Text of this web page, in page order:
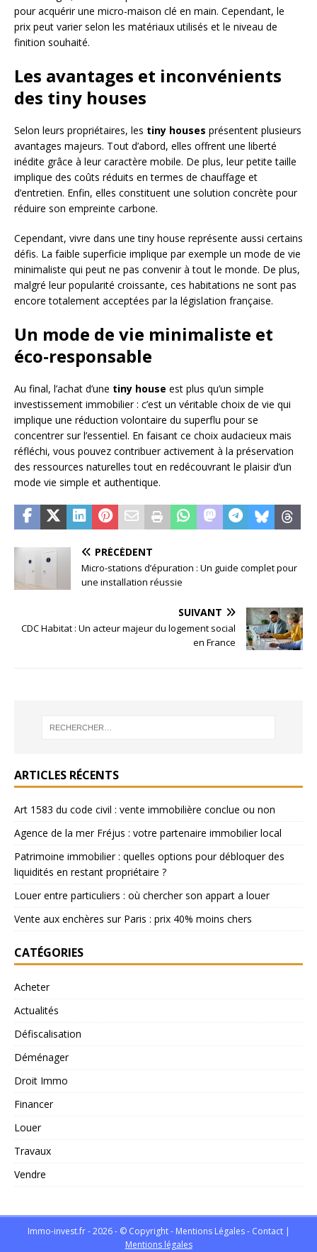
pour acquérir une micro-maison clé en main. Cependant, le
prix peut varier selon les matériaux utilisés et le niveau de
finition souhaité.
Les avantages et inconvénients
des tiny houses
Selon leurs propriétaires, les tiny houses présentent plusieurs
avantages majeurs. Tout d’abord, elles offrent une liberté
inédite grâce à leur caractère mobile. De plus, leur petite taille
implique des coûts réduits en termes de chauffage et
d’entretien. Enfin, elles constituent une solution concrète pour
réduire son empreinte carbone.
Cependant, vivre dans une tiny house représente aussi certains
défis. La faible superficie implique par exemple un mode de vie
minimaliste qui peut ne pas convenir à tout le monde. De plus,
malgré leur popularité croissante, ces habitations ne sont pas
encore totalement acceptées par la législation française.
Un mode de vie minimaliste et
éco-responsable
Au final, l’achat d’une tiny house est plus qu’un simple
investissement immobilier : c’est un véritable choix de vie qui
implique une réduction volontaire du superflu pour se
concentrer sur l’essentiel. En faisant ce choix audacieux mais
réfléchi, vous pouvez contribuer activement à la préservation
des ressources naturelles tout en redécouvrant le plaisir d’un
mode vie simple et authentique.
PRÉCÉDENT
Micro-stations d’épuration : Un guide complet pour
une installation réussie
SUIVANT
CDC Habitat : Un acteur majeur du logement social
en France
ARTICLES RÉCENTS
Art 1583 du code civil : vente immobilière conclue ou non
Agence de la mer Fréjus : votre partenaire immobilier local
Patrimoine immobilier : quelles options pour débloquer des
liquidités en restant propriétaire ?
Louer entre particuliers : où chercher son appart a louer
Vente aux enchères sur Paris : prix 40% moins chers
CATÉGORIES
Acheter
Actualités
Défiscalisation
Déménager
Droit Immo
Financer
Louer
Travaux
Vendre
Immo-invest.fr - 2026 - © Copyright - Mentions Légales - Contact |
Mentions légales